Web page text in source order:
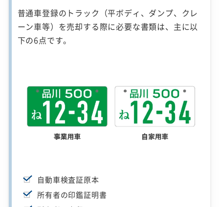
普通車登録のトラック（平ボディ、ダンプ、クレ
ーン車等）を売却する際に必要な書類は、主に以
下の6点です。
自動車検査証原本
所有者の印鑑証明書